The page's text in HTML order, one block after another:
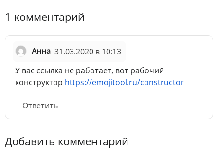
1 комментарий
Анна 31.03.2020 в 10:13
У вас ссылка не работает, вот рабочий
конструктор https://emojitool.ru/constructor
Ответить
Добавить комментарий